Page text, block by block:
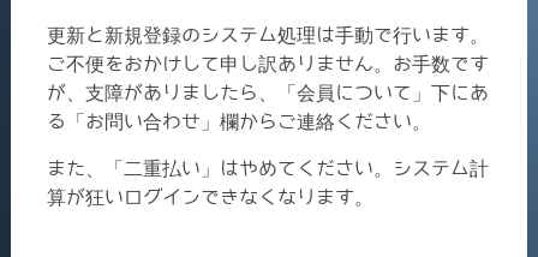
更新と新規登録のシステム処理は手動で行います。
ご不便をおかけして申し訳ありません。お手数です
が、支障がありましたら、「会員について」下にあ
る「お問い合わせ」欄からご連絡ください。
また、「二重払い」はやめてください。システム計
算が狂いログインできなくなります。